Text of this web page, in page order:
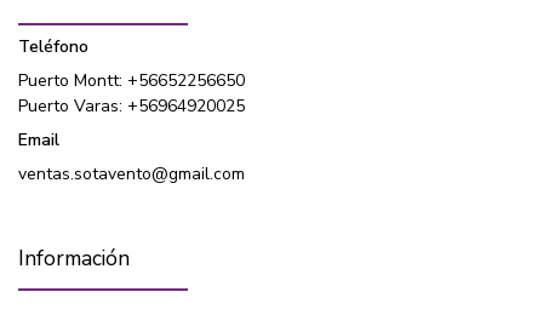
Teléfono
Puerto Montt: +56652256650
Puerto Varas: +56964920025
Email
ventas.sotavento@gmail.com
Información